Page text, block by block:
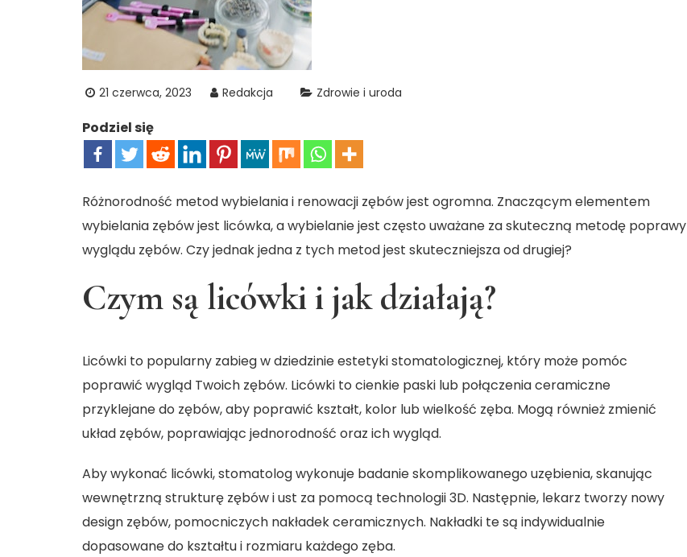
21 czerwca, 2023 Redakcja Zdrowie i uroda
Podziel się
Różnorodność metod wybielania i renowacji zębów jest ogromna. Znaczącym elementem
wybielania zębów jest licówka, a wybielanie jest często uważane za skuteczną metodę poprawy
wyglądu zębów. Czy jednak jedna z tych metod jest skuteczniejsza od drugiej?
Czym są licówki i jak działają?
Licówki to popularny zabieg w dziedzinie estetyki stomatologicznej, który może pomóc
poprawić wygląd Twoich zębów. Licówki to cienkie paski lub połączenia ceramiczne
przyklejane do zębów, aby poprawić kształt, kolor lub wielkość zęba. Mogą również zmienić
układ zębów, poprawiając jednorodność oraz ich wygląd.
Aby wykonać licówki,stomatologwykonuje badanie skomplikowanego uzębienia, skanując
wewnętrzną strukturę zębów i ust za pomocą technologii 3D. Następnie, lekarz tworzy nowy
design zębów, pomocniczych nakładek ceramicznych. Nakładki te są indywidualnie
dopasowane do kształtu i rozmiaru każdego zęba.